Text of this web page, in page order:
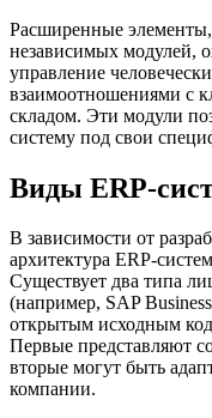
Расширенные
независимых модулей,
управление
взаимоотношениями с
складом. Эти модули
систему под свои
Виды ERP-
В зависимости от
архитектура ERP-
Существует два типа
(например, SAP
открытым исходным
Первые представляют
вторые могут быть
компании.